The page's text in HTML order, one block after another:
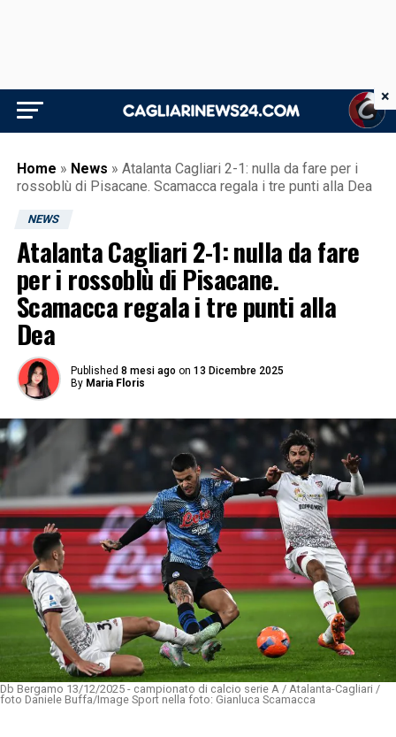
Home » News » Atalanta Cagliari 2-1: nulla da fare per i
rossoblù di Pisacane. Scamacca regala i tre punti alla Dea
NEWS
Atalanta Cagliari 2-1: nulla da fare
per i rossoblù di Pisacane.
Scamacca regala i tre punti alla
Dea
Published 8 mesi ago on 13 Dicembre 2025
By Maria Floris
Db Bergamo 13/12/2025 - campionato di calcio serie A / Atalanta-Cagliari /
foto Daniele Buffa/Image Sport nella foto: Gianluca Scamacca
×